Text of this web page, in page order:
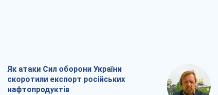
Як атаки Сил оборони України
скоротили експорт російських
нафтопродуктів